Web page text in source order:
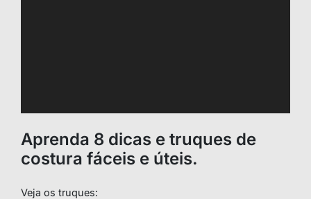
Aprenda 8 dicas e truques de
costura fáceis e úteis.
Veja os truques: